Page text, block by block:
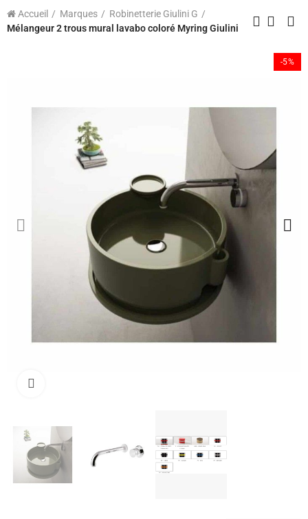
Accueil Marques
Robinetterie Giulini G
Mélangeur 2 trous mural lavabo coloré Myring Giulini
-5%